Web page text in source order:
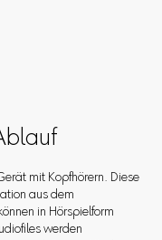
mit Kopfhörern. Diese
aus dem
in Hörspielform
werden